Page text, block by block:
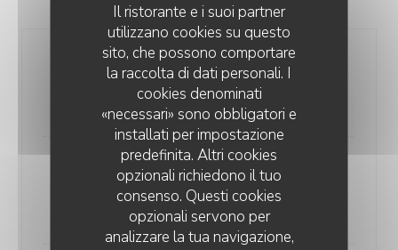
Il ristorante e i suoi partner
utilizzano cookies su questo
sito, che possono comportare
la raccolta di dati personali. I
cookies denominati
«necessari» sono obbligatori e
installati per impostazione
predefinita. Altri cookies
opzionali richiedono il tuo
consenso. Questi cookies
opzionali servono per
analizzare la tua navigazione,
Moules/ sauce végétal / pommes de
terre
21,00 EUR
Truite / fenouil / coco de paimpol /
sauce mayonnaise au jus de moules
24,00 EUR